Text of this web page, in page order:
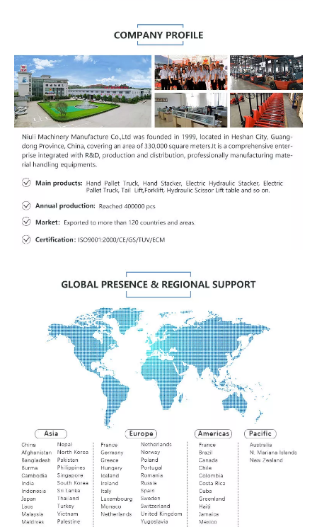
La capacidad grande de la batería con pernos de bloqueo
proporciona un gran espacio abierto que permite al
operador fácil de mantener
Parámetro técnico